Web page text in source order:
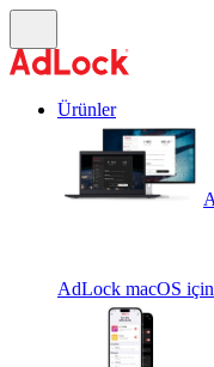
Ürünler
AdLock macOS için